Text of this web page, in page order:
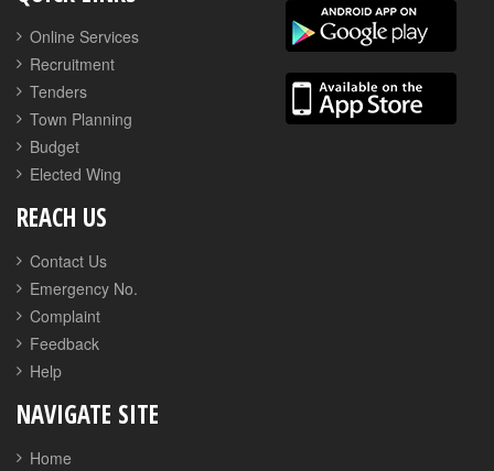
Online Services
Recruitment
Tenders
Town Planning
Budget
Elected Wing
REACH US
Contact Us
Emergency No.
Complaint
Feedback
Help
NAVIGATE SITE
Home